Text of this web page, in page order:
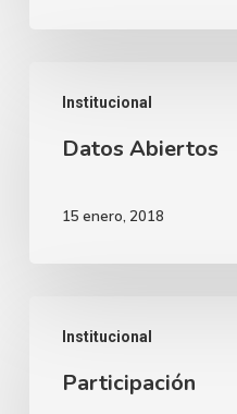
Institucional
Abiertos
Datos Abiertos
15 enero, 2018
Institucional
Participación